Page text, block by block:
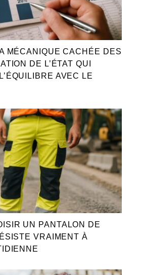
MÉCANIQUE CACHÉE DES
DE L’ÉTAT QUI
AVEC LE
UN PANTALON DE
VRAIMENT À